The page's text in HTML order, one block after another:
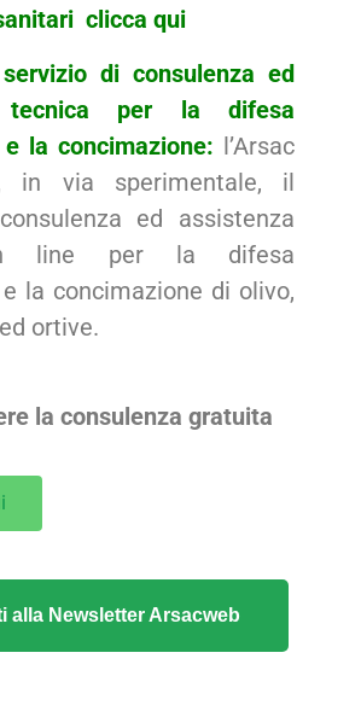
clicca qui
di consulenza ed
tecnica per la difesa
la concimazione: l’Arsac
in via sperimentale, il
ed assistenza
line per la difesa
la concimazione di olivo,
ortive.
la consulenza gratuita
alla Newsletter Arsacweb